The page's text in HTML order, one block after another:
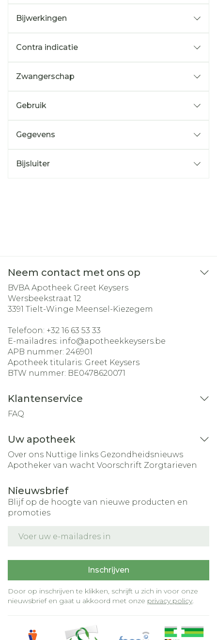
Bijwerkingen
Contra indicatie
Zwangerschap
Gebruik
Gegevens
Bijsluiter
Neem contact met ons op
BVBA Apotheek Greet Keysers
Wersbeekstraat 12
3391 Tielt-Winge Meensel-Kiezegem
Telefoon: +32 16 63 53 33
E-mailadres: info@apotheekkeysers.be
APB nummer: 246901
Apotheek titularis: Greet Keysers
BTW nummer: BE0478620071
Klantenservice
FAQ
Uw apotheek
Over ons Nuttige links Gezondheidsnieuws
Apotheker van wacht Voorschrift Zorgtarieven
Nieuwsbrief
Blijf op de hoogte van nieuwe producten en
promoties
Inschrijven
Door op inschrijven te klikken, schrijft u zich in voor onze
nieuwsbrief en gaat u akkoord met onze privacy policy.